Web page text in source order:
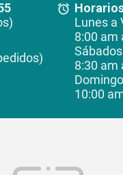
Lunes a
8:00 am
8:30 am
10:00